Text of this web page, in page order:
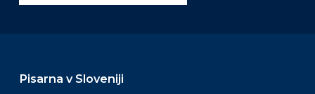
Pisarna v Sloveniji